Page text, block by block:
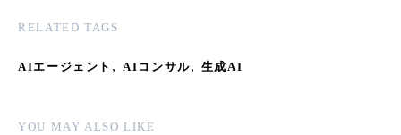
RELATED TAGS
AIエージェント , AIコンサル, 生成AI
YOU MAY ALSO LIKE